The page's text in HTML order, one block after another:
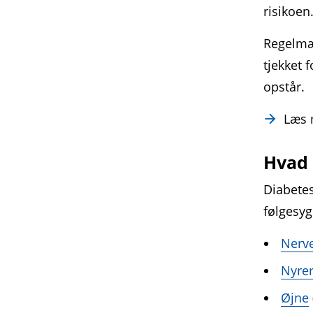
tjekket
opstår.
Læs
Øjne